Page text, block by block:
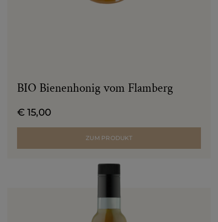
BIO Bienenhonig vom Flamberg
€ 15,00
ZUM PRODUKT